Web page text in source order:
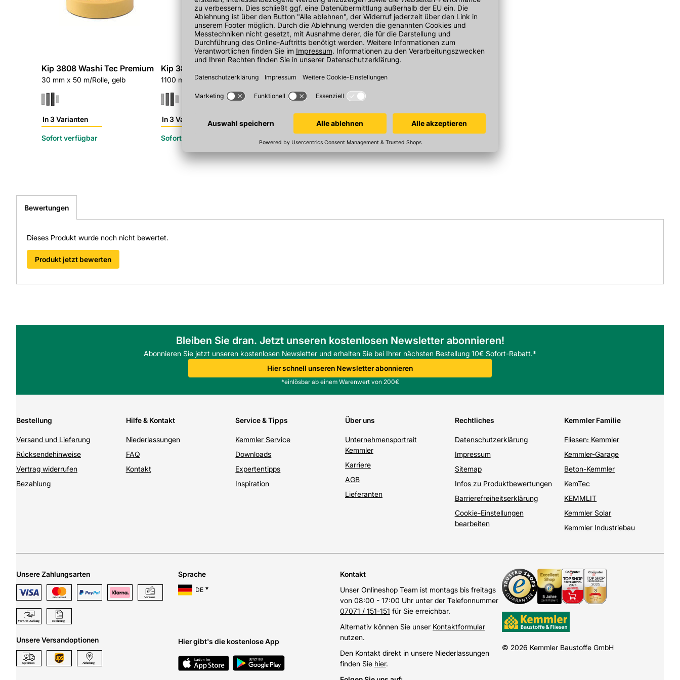
Kip 3808 Washi Tec Premium
30 mm x 50 m/Rolle, gelb
In 3 Varianten
Sofort verfügbar
Kip 3833 Masker Gewebe
1100 mm x 20 m/Rolle, blau
In 3 Varianten
Sofort verfügbar
550 mm x 20 m/Rolle, blau
In 3 Varianten
Bewertungen
Dieses Produkt wurde noch nicht bewertet.
Produkt jetzt bewerten
Bleiben Sie dran. Jetzt unseren kostenlosen Newsletter abonnieren!
Abonnieren Sie jetzt unseren kostenlosen Newsletter und erhalten Sie bei Ihrer nächsten Bestellung 10€ Sofort-Rabatt.*
Hier schnell unseren Newsletter abonnieren
*einlösbar ab einem Warenwert von 200€
Bestellung
Versand und Lieferung
Rücksendehinweise
Vertrag widerrufen
Bezahlung
Hilfe & Kontakt
Niederlassungen
FAQ
Kontakt
Service & Tipps
Kemmler Service
Downloads
Expertentipps
Inspiration
Über uns
Unternehmensportrait
Kemmler
Karriere
AGB
Lieferanten
Rechtliches
Datenschutzerklärung
Impressum
Sitemap
Infos zu Produktbewertungen
Barrierefreiheitserklärung
Cookie-Einstellungen
bearbeiten
Kemmler Familie
Fliesen: Kemmler
Kemmler-Garage
Beton-Kemmler
KemTec
KEMMLIT
Kemmler Solar
Kemmler Industriebau
Unsere Zahlungsarten
Unsere Versandoptionen
Sprache
DE
Hier gibt's die kostenlose App
Kontakt
Unser Onlineshop Team ist montags bis freitags
von 08:00 - 17:00 Uhr unter der Telefonnummer
07071 / 151-151 für Sie erreichbar.
Alternativ können Sie unser Kontaktformular
nutzen.
Den Kontakt direkt in unsere Niederlassungen
finden Sie hier.
© 2026 Kemmler Baustoffe GmbH